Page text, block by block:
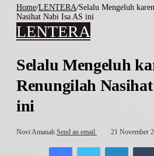
Home/LENTERA/Selalu Mengeluh
Nasihat Nabi Isa AS ini
LENTERA
Selalu Mengeluh
Renungilah
ini
Novi Amanah Send an email 21 November